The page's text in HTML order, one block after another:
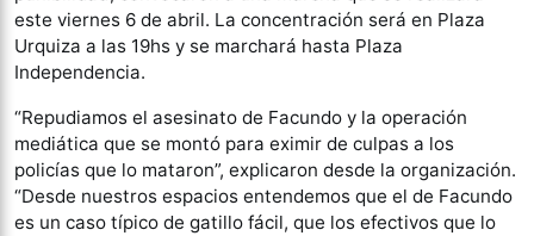
este viernes 6 de abril. La concentración será en Plaza
Urquiza a las 19hs y se marchará hasta Plaza
Independencia.
“Repudiamos el asesinato de Facundo y la operación
mediática que se montó para eximir de culpas a los
policías que lo mataron”, explicaron desde la organización.
“Desde nuestros espacios entendemos que el de Facundo
es un caso típico de gatillo fácil, que los efectivos que lo